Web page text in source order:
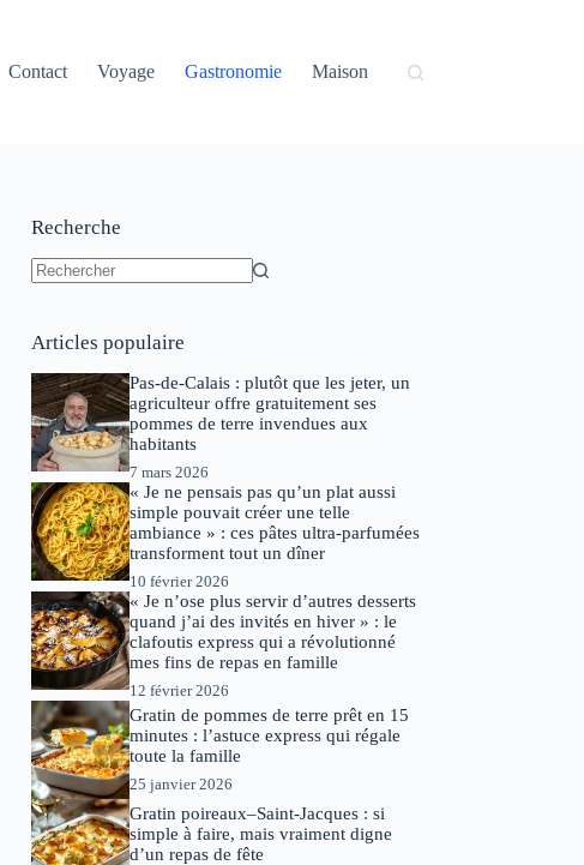
Contact Voyage Gastronomie Maison
Recherche
Articles populaire
Pas-de-Calais : plutôt que les jeter, un
agriculteur offre gratuitement ses
pommes de terre invendues aux
habitants
7 mars 2026
« Je ne pensais pas qu’un plat aussi
simple pouvait créer une telle
ambiance » : ces pâtes ultra-parfumées
transforment tout un dîner
10 février 2026
« Je n’ose plus servir d’autres desserts
quand j’ai des invités en hiver » : le
clafoutis express qui a révolutionné
mes fins de repas en famille
12 février 2026
Gratin de pommes de terre prêt en 15
minutes : l’astuce express qui régale
toute la famille
25 janvier 2026
Gratin poireaux–Saint-Jacques : si
simple à faire, mais vraiment digne
d’un repas de fête